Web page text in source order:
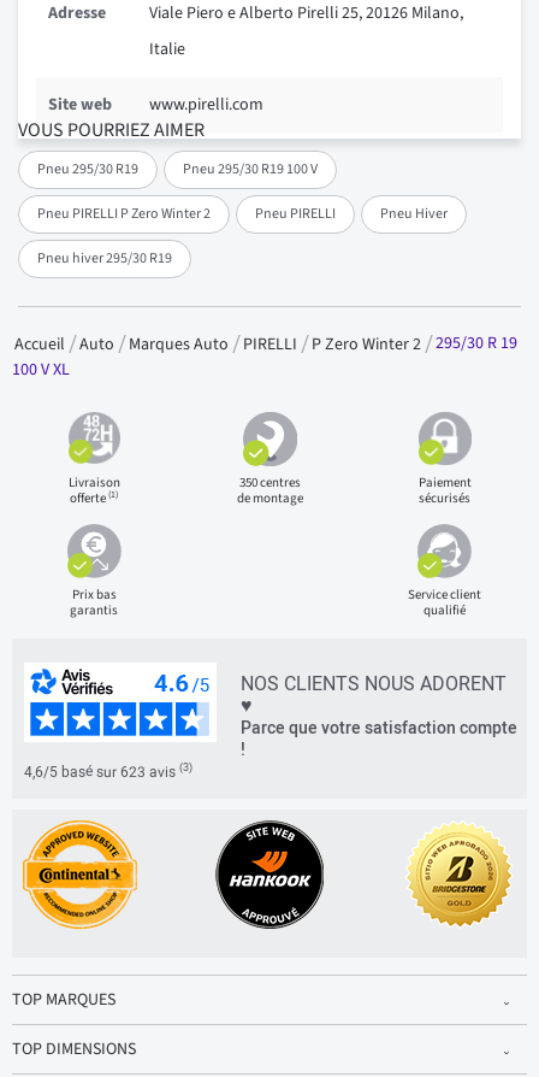
VOUS POURRIEZ AIMER
Pneu 295/30 R19 Pneu 295/30 R19 100 V
Pneu PIRELLI P Zero Winter 2 Pneu PIRELLI Pneu Hiver
Pneu hiver 295/30 R19
Adresse
Viale Piero e Alberto Pirelli 25, 20126 Milano,
Italie
Site web www.pirelli.com
Accueil Auto Marques Auto PIRELLI P Zero Winter 2 295/30 R 19
100 V XL
Livraison
offerte(1)
350 centres
de montage
Paiement
sécurisés
Prix bas
garantis
Service client
qualifié
NOS CLIENTS NOUS ADORENT
♥
Parce que votre satisfaction compte
!
4,6/5 basé sur 623 avis (3)
TOP MARQUES
TOP DIMENSIONS